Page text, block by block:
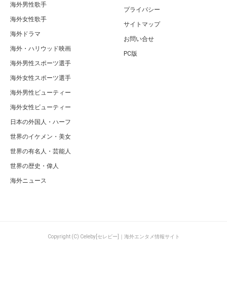
海外男性歌手
海外女性歌手
海外ドラマ
海外・ハリウッド映画
海外男性スポーツ選手
海外女性スポーツ選手
海外男性ビューティー
海外女性ビューティー
日本の外国人・ハーフ
世界のイケメン・美女
世界の有名人・芸能人
世界の歴史・偉人
海外ニュース
プライバシー
サイトマップ
お問い合せ
PC版
Copyright (C) Celeby[セレビー]｜海外エンタメ情報サイト